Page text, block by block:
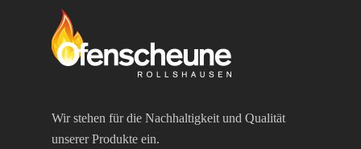
Wir stehen für die Nachhaltigkeit und Qualität
unserer Produkte ein.
Hase
Morsø
Kontakt